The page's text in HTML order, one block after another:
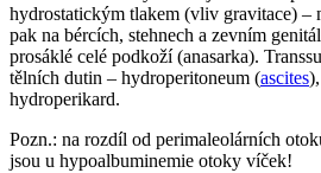
hydrostatickým tlakem (vliv gravitace) –
pak na bércích, stehnech a zevním
prosáklé celé podkoží (anasarka).
tělních dutin – hydroperitoneum (ascites
hydroperikard.
Pozn.: na rozdíl od perimaleolárních
jsou u hypoalbuminemie otoky víček!